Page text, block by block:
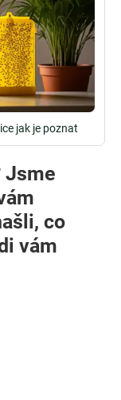
jak je poznat
Jsme
co
vám